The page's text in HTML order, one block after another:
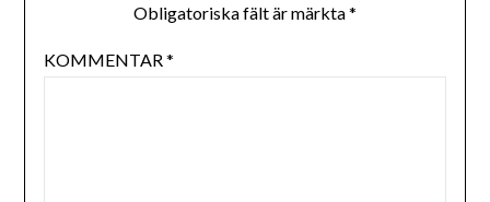
Obligatoriska fält är märkta*
KOMMENTAR*